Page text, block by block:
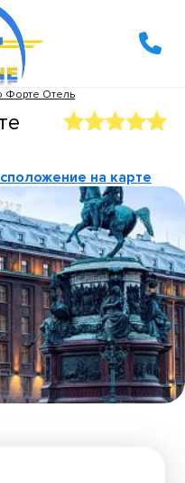
Форте Отель
на карте